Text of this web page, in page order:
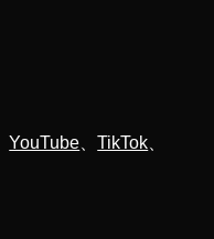
、YouTube 、TikTok